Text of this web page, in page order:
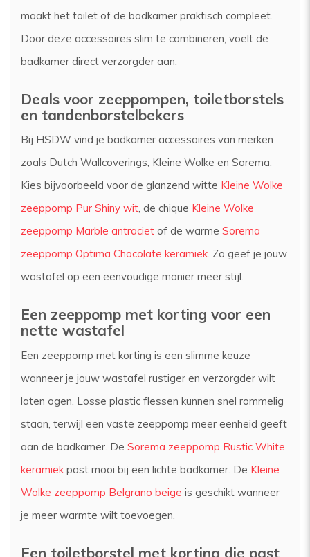
maakt het toilet of de badkamer praktisch compleet.
Door deze accessoires slim te combineren, voelt de
badkamer direct verzorgder aan.
Deals voor zeeppompen, toiletborstels
en tandenborstelbekers
Bij HSDW vind je badkamer accessoires van merken
zoals Dutch Wallcoverings, Kleine Wolke en Sorema.
Kies bijvoorbeeld voor de glanzend witte Kleine Wolke
zeeppomp Pur Shiny wit, de chique Kleine Wolke
zeeppomp Marble antraciet of de warme Sorema
zeeppomp Optima Chocolate keramiek. Zo geef je jouw
wastafel op een eenvoudige manier meer stijl.
Een zeeppomp met korting voor een
nette wastafel
Een zeeppomp met korting is een slimme keuze
wanneer je jouw wastafel rustiger en verzorgder wilt
laten ogen. Losse plastic flessen kunnen snel rommelig
staan, terwijl een vaste zeeppomp meer eenheid geeft
aan de badkamer. De Sorema zeeppomp Rustic White
keramiek past mooi bij een lichte badkamer. De Kleine
Wolke zeeppomp Belgrano beige is geschikt wanneer
je meer warmte wilt toevoegen.
Een toiletborstel met korting die past